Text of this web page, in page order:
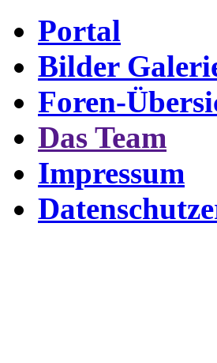
Portal
Bilder
Foren-
Das Team
Impressum